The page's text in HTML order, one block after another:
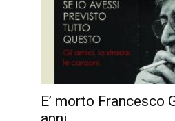
E’ morto Francesco